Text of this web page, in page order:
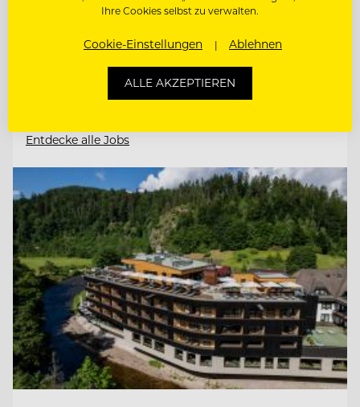
RESTAURANTLEITER (M/W/D)
ZAHLKELLNER (M/W/D)
Entdecke alle Jobs
Ihre Cookies selbst zu verwalten.
Cookie-Einstellungen Ablehnen
ALLE AKZEPTIEREN